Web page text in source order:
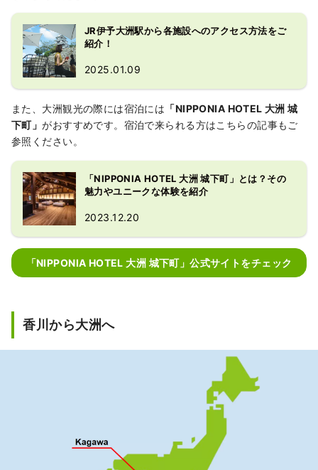
JR伊予大洲駅から各施設へのアクセス方法をご
紹介！
2025.01.09
また、大洲観光の際には宿泊には 「NIPPONIA HOTEL 大洲 城
下町」がおすすめです。宿泊で来られる方はこちらの記事もご
参照ください。
「NIPPONIA HOTEL 大洲 城下町」とは？その
魅力やユニークな体験を紹介
2023.12.20
「NIPPONIA HOTEL 大洲 城下町」公式サイトをチェック
香川から大洲へ